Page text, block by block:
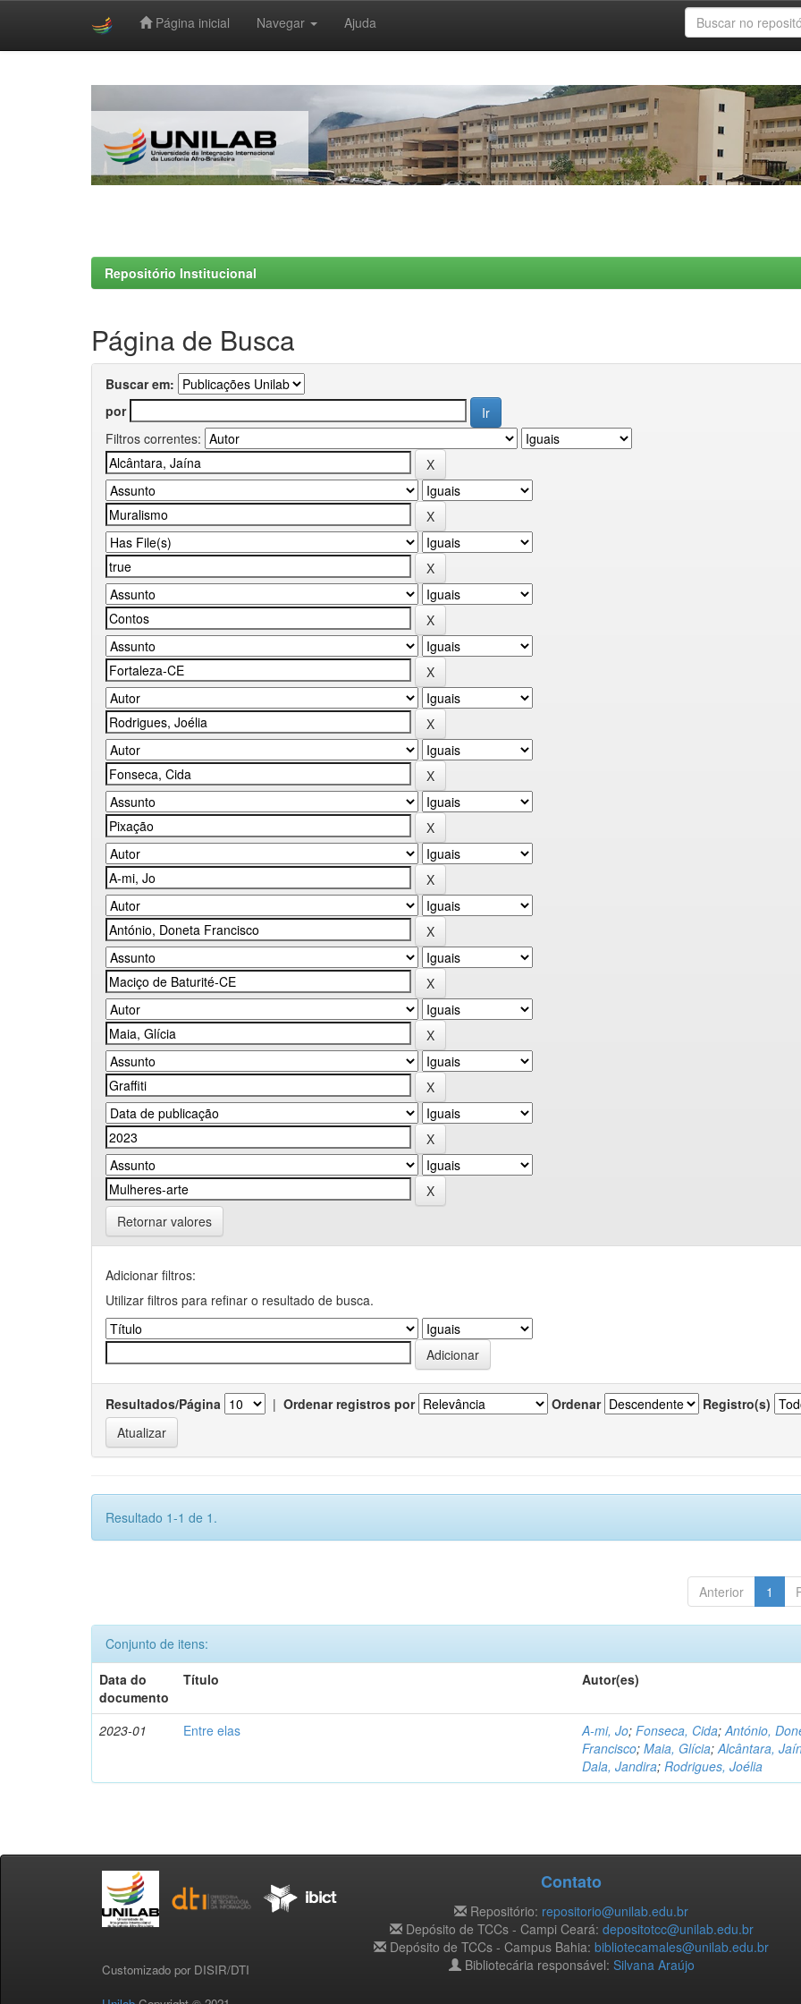
Página inicial Navegar Ajuda
Repositório Institucional
Página de Busca
Buscar em:
por
Filtros correntes:
Retornar valores
Adicionar filtros:
Utilizar filtros para refinar o resultado de busca.
Resultados/Página | Ordenar registros por Ordenar Registro(s)
Resultado 1-1 de 1.
Anterior 1
Conjunto de itens:
Data do
documento
Título Autor(es)
2023-01 Entre elas A-mi, Jo;Fonseca, Cida;António,
Francisco;Maia, Glícia;Alcântara,
Dala, Jandira;Rodrigues, Joélia
Customizado por DISIR/DTI
Contato
Repositório: repositorio@unilab.edu.br
Depósito de TCCs - Campi Ceará: depositotcc@unilab.edu.br
Depósito de TCCs - Campus Bahia: bibliotecamales@unilab.edu.br
Bibliotecária responsável: Silvana Araújo